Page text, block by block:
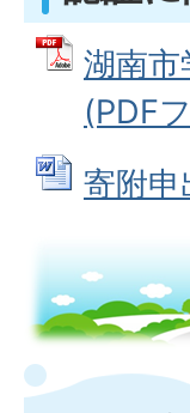
湖南
(PDF
寄附